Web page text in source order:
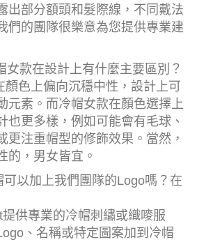
出部分額頭和髮際線，不同戴法
們的團隊很樂意為您提供專業建
女款在設計上有什麼主要區別？
顏色上偏向沉穩中性，設計上可
元素。而冷帽女款在顏色選擇上
也更多樣，例如可能會有毛球、
更注重帽型的修飾效果。當然，
的，男女皆宜。
以加上我們團隊的Logo嗎？在
供專業的冷帽刺繡或織嘜服
、名稱或特定圖案加到冷帽